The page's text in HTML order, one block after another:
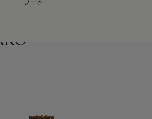
限定】夏のプレゼントキャンペーン開催中
フード